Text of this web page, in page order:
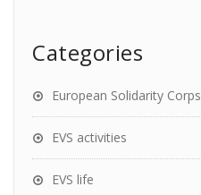
Categories
European Solidarity Corps
EVS activities
EVS life